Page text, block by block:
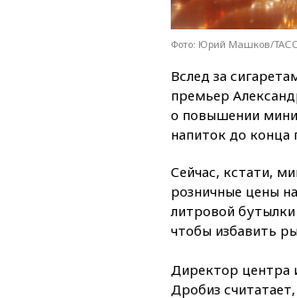
Фото: Юрий Машков/ТАСС
Вслед за
премьер
о повышении
напиток до конца
Сейчас, кстати,
розничные цены
литровой бутылки
чтобы избавить
Директор центра
Дробиз